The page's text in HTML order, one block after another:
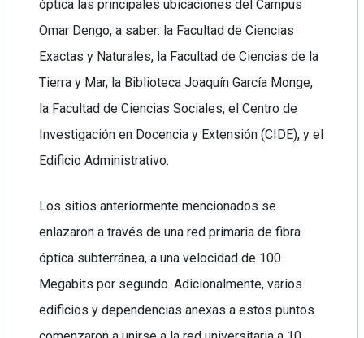
óptica las principales ubicaciones del Campus
Omar Dengo, a saber: la Facultad de Ciencias
Exactas y Naturales, la Facultad de Ciencias de la
Tierra y Mar, la Biblioteca Joaquín García Monge,
la Facultad de Ciencias Sociales, el Centro de
Investigación en Docencia y Extensión (CIDE), y el
Edificio Administrativo.
Los sitios anteriormente mencionados se
enlazaron a través de una red primaria de fibra
óptica subterránea, a una velocidad de 100
Megabits por segundo. Adicionalmente, varios
edificios y dependencias anexas a estos puntos